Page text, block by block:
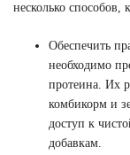
несколько способов,
Обеспечить
необходимо
протеина. Их
комбикорм и
доступ к
добавкам.